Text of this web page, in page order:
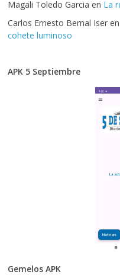
Magali Toledo Garcia en La
Carlos Ernesto Bernal Iser en
cohete luminoso
APK 5 Septiembre
Gemelos APK